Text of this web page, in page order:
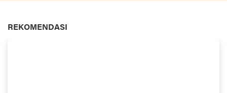
REKOMENDASI